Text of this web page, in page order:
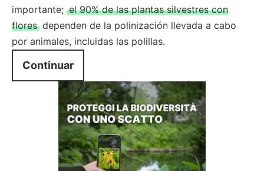
importante; el 90% de las plantas silvestres con
flores dependen de la polinización llevada a cabo
por animales, incluidas las polillas.
Continuar